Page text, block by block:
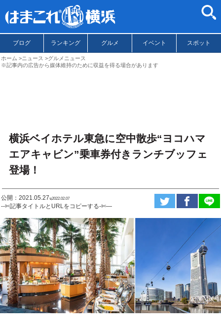
ブログ ランキング グルメ イベント スポット
ホーム ニュース
グルメニュース
※記事内の広告から媒体維持のために収益を得る場合があります
横浜ベイホテル東急に空中散歩“ヨコハマ
エアキャビン”乗車券付きランチブッフェ
登場！
公開：2021.05.27ಇ2022.02.07
--✄記事タイトルとURLをコピーする-✄—